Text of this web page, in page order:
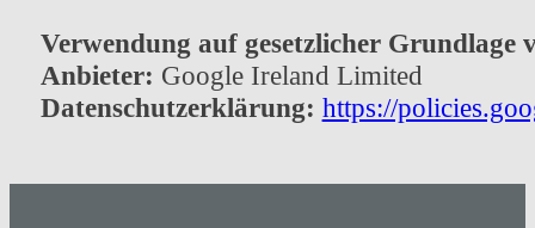
Verwendung auf gesetzlicher Grundlage
Anbieter: Google Ireland Limited
Datenschutzerklärung: https://